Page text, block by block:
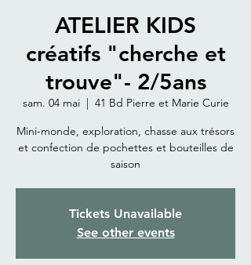
ATELIER KIDS
créatifs "cherche et
trouve"- 2/5ans
sam. 04 mai
  |
41 Bd Pierre et Marie Curie
Mini-monde, exploration, chasse aux trésors
et confection de pochettes et bouteilles de
saison
Tickets Unavailable
See other events